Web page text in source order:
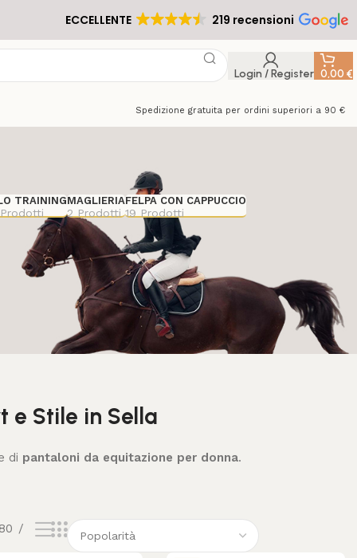
ECCELLENTE 219 recensioni
Login / Register 0,00 €
Spedizione gratuita per ordini superiori a 90 €
TRAININGMAGLIERIA
2 Prodotti
FELPA CON CAPPUCCIO
19 Prodotti
e Stile in Sella
di pantaloni da equitazione per donna.
80